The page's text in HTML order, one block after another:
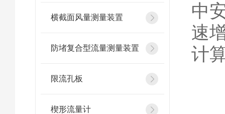
横截面风量测量装置
防堵复合型流量测量装置
限流孔板
楔形流量计
中
速
计